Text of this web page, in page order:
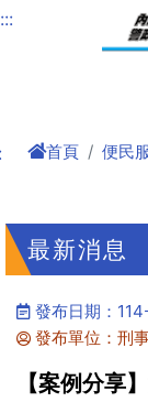
進入內容區塊
:::
首頁 便民
最新消息
發布日期：
發布單位：刑
【案例分享